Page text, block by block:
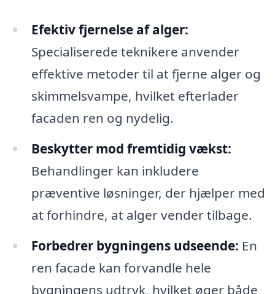
Efektiv fjernelse af alger:
Specialiserede teknikere anvender
effektive metoder til at fjerne alger og
skimmelsvampe, hvilket efterlader
facaden ren og nydelig.
Beskytter mod fremtidig vækst:
Behandlinger kan inkludere
præventive løsninger, der hjælper med
at forhindre, at alger vender tilbage.
Forbedrer bygningens udseende: En
ren facade kan forvandle hele
bygningens udtryk, hvilket øger både